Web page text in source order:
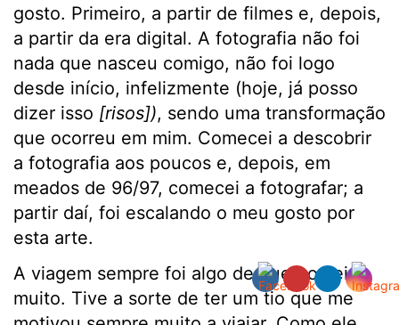
gosto. Primeiro, a partir de filmes e, depois,
a partir da era digital. A fotografia não foi
nada que nasceu comigo, não foi logo
desde início, infelizmente (hoje, já posso
dizer isso [risos]), sendo uma transformação
que ocorreu em mim. Comecei a descobrir
a fotografia aos poucos e, depois, em
meados de 96/97, comecei a fotografar; a
partir daí, foi escalando o meu gosto por
esta arte.
A viagem sempre foi algo de que gostei
muito. Tive a sorte de ter um tio que me